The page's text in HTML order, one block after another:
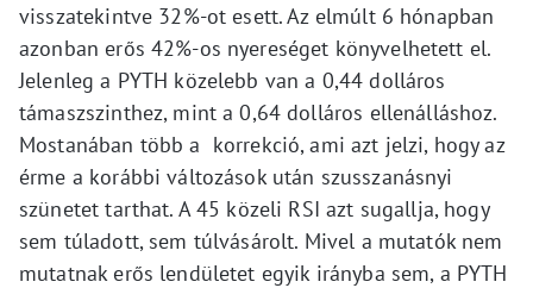
visszatekintve 32%-ot esett. Az elmúlt 6 hónapban
azonban erős 42%-os nyereséget könyvelhetett el.
Jelenleg a PYTH közelebb van a 0,44 dolláros
támaszszinthez, mint a 0,64 dolláros ellenálláshoz.
Mostanában több a korrekció, ami azt jelzi, hogy az
érme a korábbi változások után szusszanásnyi
szünetet tarthat. A 45 közeli RSI azt sugallja, hogy
sem túladott, sem túlvásárolt. Mivel a mutatók nem
mutatnak erős lendületet egyik irányba sem, a PYTH